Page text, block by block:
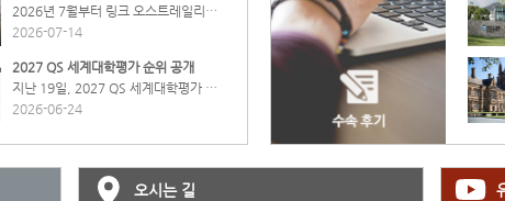
2026년 7월부터 링크 오스트레일리아의 입시 상담은 새롭게 확장된 5층 오피스에서 진행됩니다. 보다 편안하고 쾌적한 공간에서 학생과 학부모님들의 이야기에 집중하고, 더욱 깊이 있는 상담을 진행하겠습니다. 기존 2층 오피스는 수속팀과 링크 아카데미팀의 업무 공간으로 계속 운영됩니다. 더 좋은 환경에서 만나 뵙겠습니다. 호주 의약계열 입시 전문 컨설팅 링크 오스트레일리아
2026-07-14
2027 QS 세계대학평가 순위 공개
지난 19일, 2027 QS 세계대학평가 결과가 공개되었습니다. 전체 1위는 미국의 MIT가 지난 해에 이어 1위를 차지했으며, 2위 영국 Imperial College London, 3위 스탠포드 대학, 4위 옥스포드 대학, 5위 하버드 대학, 6위 캠브리지 대학이 뒤를 이었습니다. 서울대는 세계 38위로 국내 1위를 유지했고, 연세대와 고려대는 각각 42위와 52위로 순위가 상승했습니다. 호주에서는 UNSW가 멜번대학교를 제치고 호주 1위에 올랐고 모나쉬대학교, 시드니대학교, 호주국립대를 포함한 5개의 대학이 Top 40안에 들며 강세를 증명했습니다. 글로벌 무대에서 한국과 호주대학들이 앞으로도 보여줄 활약을 기대합니다.
2026-06-24
오시는 길